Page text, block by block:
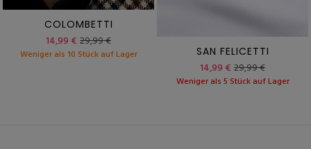
COLOMBETTI
14,99 € 29,99 €
Weniger als 10 Stück auf Lager SAN FELICETTI
14,99 € 29,99 €
Weniger als 5 Stück auf Lager